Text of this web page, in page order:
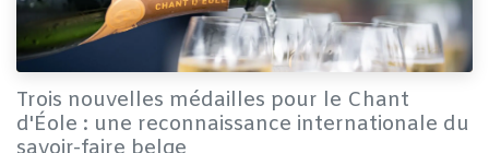
Trois nouvelles médailles pour le Chant
d'Éole : une reconnaissance internationale du